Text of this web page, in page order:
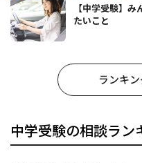
【中学受験】
たいこと
ランキ
中学受験の相談ラン